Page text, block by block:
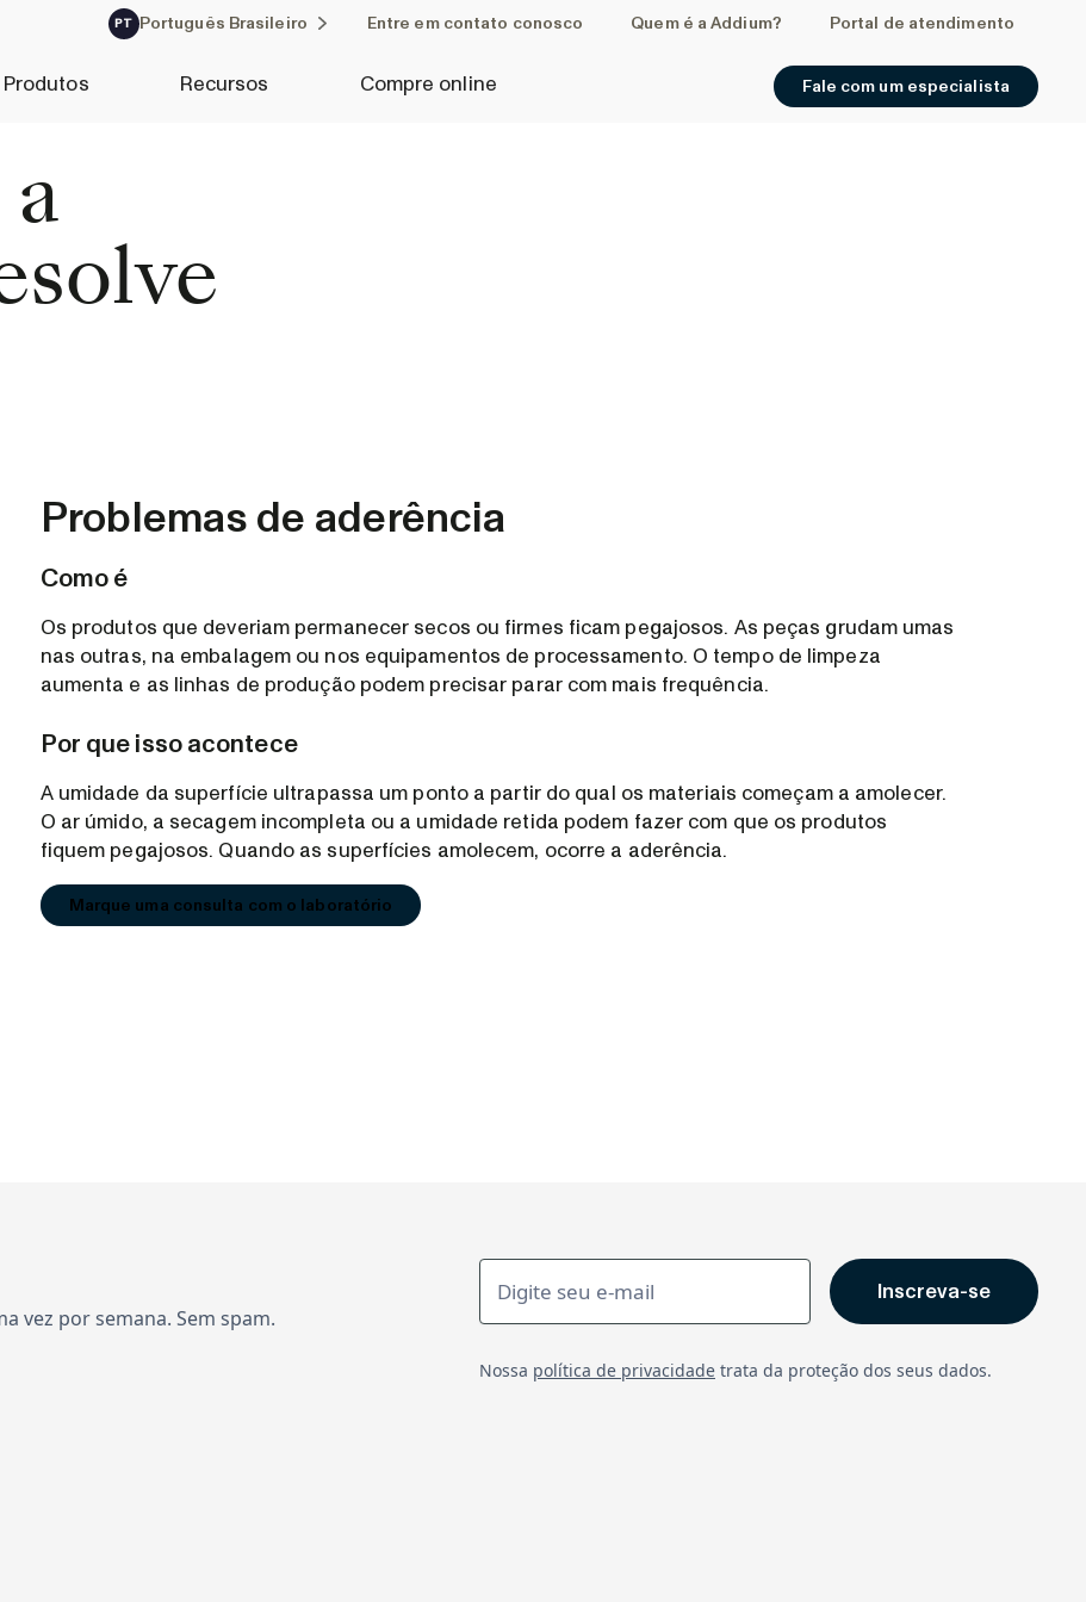
PT Português Brasileiro Entre em contato conosco Quem é a Addium? Portal de atendimento
Produtos Recursos Compre online Fale com um especialista
Problemas de aderência
Como é
Os produtos que deveriam permanecer secos ou firmes ficam pegajosos. As peças grudam umas
nas outras, na embalagem ou nos equipamentos de processamento. O tempo de limpeza
aumenta e as linhas de produção podem precisar parar com mais frequência.
Por que isso acontece
A umidade da superfície ultrapassa um ponto a partir do qual os materiais começam a amolecer.
O ar úmido, a secagem incompleta ou a umidade retida podem fazer com que os produtos
fiquem pegajosos. Quando as superfícies amolecem, ocorre a aderência.
Marque uma consulta com o laboratório
vez por semana. Sem spam.
Nossa política de privacidade trata da proteção dos seus dados.